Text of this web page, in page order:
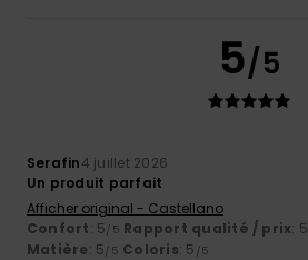
5/5
Serafin4 juillet 2026
Un produit parfait
Afficher original - Castellano
Confort: 5/5 Rapport qualité / prix: 5
Matière: 5/5 Coloris: 5 /5